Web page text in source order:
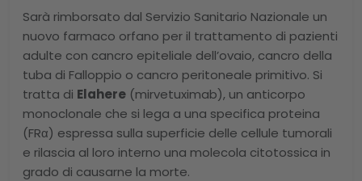
Sarà rimborsato dal Servizio Sanitario Nazionale un
nuovo farmaco orfano per il trattamento di pazienti
adulte con cancro epiteliale dell’ovaio, cancro della
tuba di Falloppio o cancro peritoneale primitivo. Si
tratta di Elahere (mirvetuximab), un anticorpo
monoclonale che si lega a una specifica proteina
(FRα) espressa sulla superficie delle cellule tumorali
e rilascia al loro interno una molecola citotossica in
grado di causarne la morte.